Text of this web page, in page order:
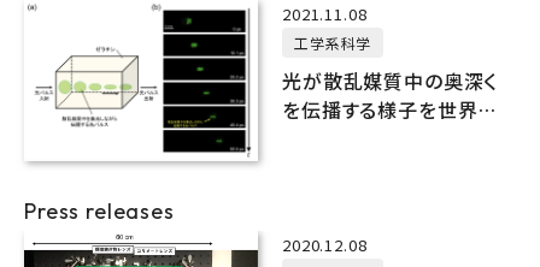
2021.11.08
工学系科学
光が散乱媒質中の奥深く
を伝播する様子を世界で
Press releases
2020.12.08